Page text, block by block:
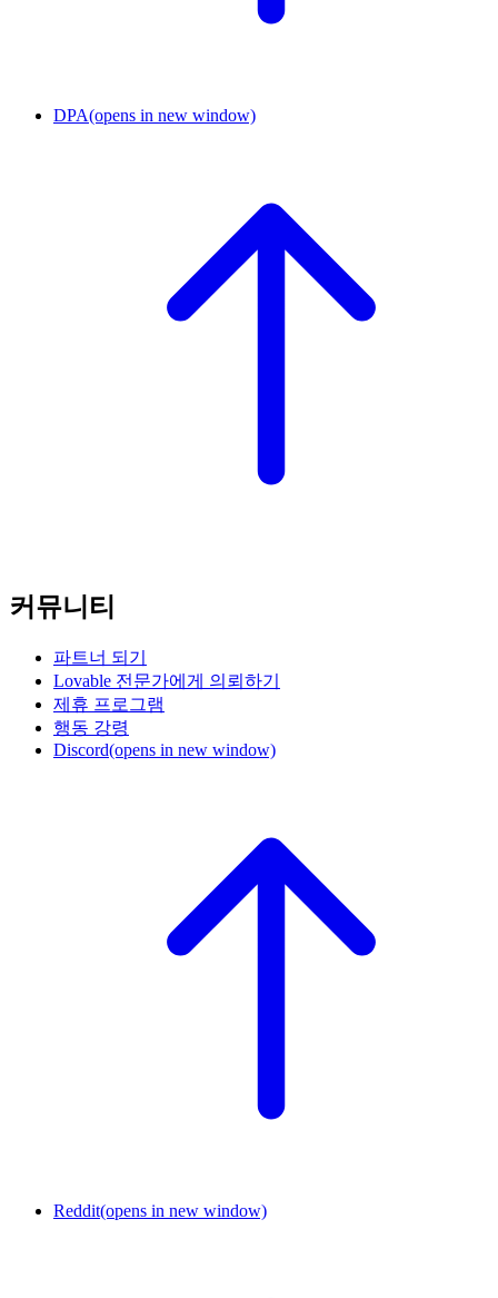
DPA(opens in new window)
커뮤니티
파트너 되기
Lovable 전문가에게 의뢰하기
제휴 프로그램
행동 강령
Discord(opens in new window)
Reddit(opens in new window)